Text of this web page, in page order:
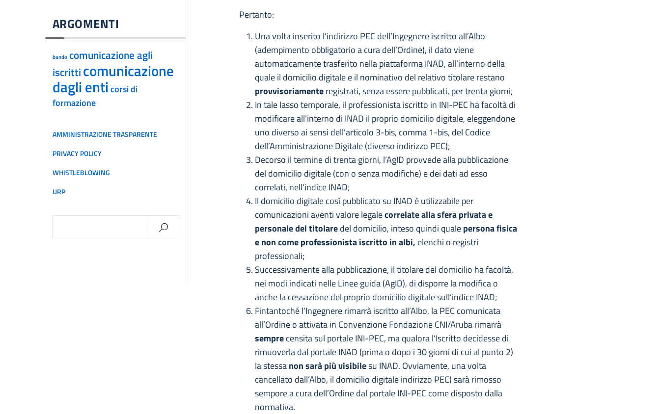
ARGOMENTI
bando comunicazione agli
iscritticomunicazione
dagli enti corsi di
formazione
AMMINISTRAZIONE TRASPARENTE
PRIVACY POLICY
WHISTLEBLOWING
URP
per:
Pertanto:
Una volta inserito l’indirizzo PEC dell’Ingegnere iscritto all’Albo
(adempimento obbligatorio a cura dell’Ordine), il dato viene
automaticamente trasferito nella piattaforma INAD, all’interno della
quale il domicilio digitale e il nominativo del relativo titolare restano
provvisoriamenteregistrati, senza essere pubblicati, per trenta giorni;
In tale lasso temporale, il professionista iscritto in INI-PEC ha facoltà di
modificare all’interno di INAD il proprio domicilio digitale, eleggendone
uno diverso ai sensi dell’articolo 3-bis, comma 1-bis, del Codice
dell’Amministrazione Digitale (diverso indirizzo PEC);
Decorso il termine di trenta giorni, l’AgID provvede alla pubblicazione
del domicilio digitale (con o senza modifiche) e dei dati ad esso
correlati, nell’indice INAD;
Il domicilio digitale così pubblicato su INAD è utilizzabile per
comunicazioni aventi valore legalecorrelate alla sfera privata e
personale del titolaredel domicilio, inteso quindi qualepersona fisica
e non come professionista iscritto in albi, elenchi o registri
professionali;
Successivamente alla pubblicazione, il titolare del domicilio ha facoltà,
nei modi indicati nelle Linee guida (AgID), di disporre la modifica o
anche la cessazione del proprio domicilio digitale sull’indice INAD;
Fintantoché l’Ingegnere rimarrà iscritto all’Albo, la PEC comunicata
all’Ordine o attivata in Convenzione Fondazione CNI/Aruba rimarrà
semprecensita sul portale INI-PEC, ma qualora l’Iscritto decidesse di
rimuoverla dal portale INAD (prima o dopo i 30 giorni di cui al punto 2)
la stessanon sarà più visibilesu INAD. Ovviamente, una volta
cancellato dall’Albo, il domicilio digitale indirizzo PEC) sarà rimosso
sempore a cura dell’Ordine dal portale INI-PEC come disposto dalla
normativa.